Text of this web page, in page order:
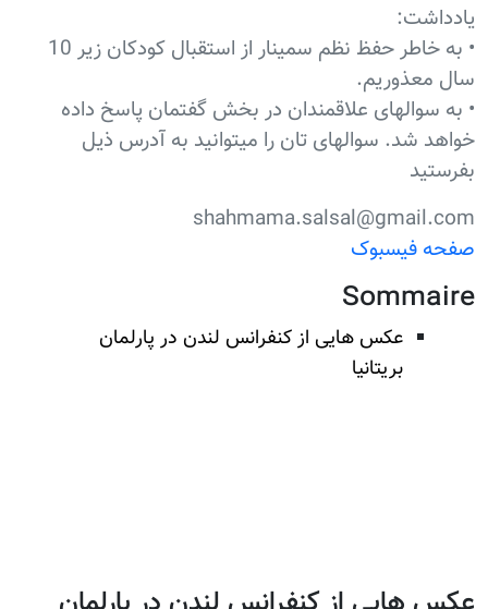
یادداشت:
• به خاطر حفظ نظم سمینار از استقبال کودکان زیر 10
سال معذوریم.
• به سوالهای علاقمندان در بخش گفتمان پاسخ داده
خواهد شد. سوالهای تان را میتوانید به آدرس ذیل
بفرستید
shahmama.salsal@gmail.com
صفحه فیسبوک
Sommaire
عکس هایی از کنفرانس لندن در پارلمان
بریتانیا